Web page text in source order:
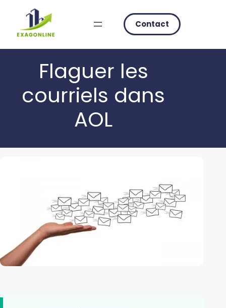
content
Contact
Flaguer les
courriels dans
AOL